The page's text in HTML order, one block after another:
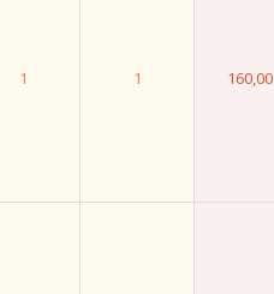
1 1 160,00